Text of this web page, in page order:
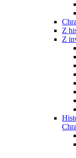
Z
Z